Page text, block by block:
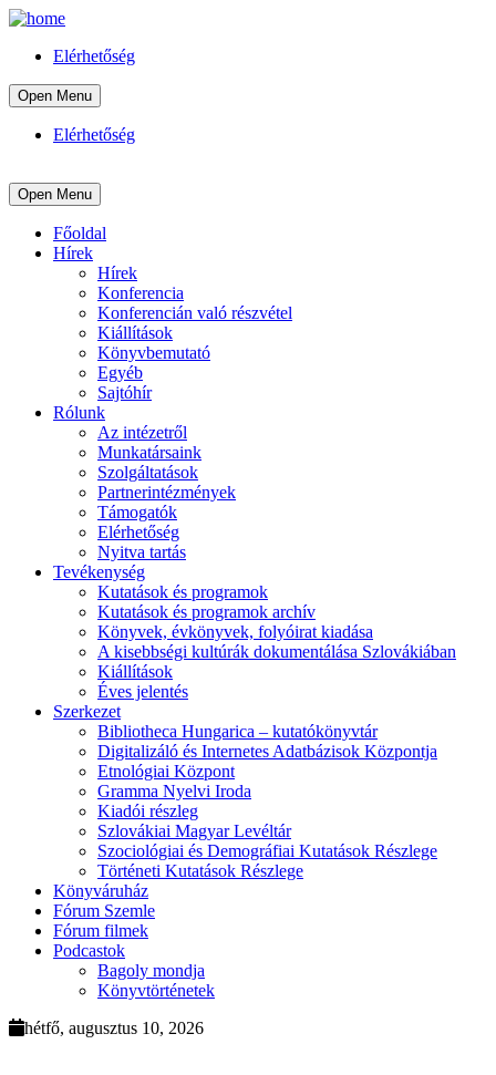
Elérhetőség
Open Menu
Elérhetőség
Open Menu
Főoldal
Hírek
Hírek
Konferencia
Konferencián való részvétel
Kiállítások
Könyvbemutató
Egyéb
Sajtóhír
Rólunk
Az intézetről
Munkatársaink
Szolgáltatások
Partnerintézmények
Támogatók
Elérhetőség
Nyitva tartás
Tevékenység
Kutatások és programok
Kutatások és programok archív
Könyvek, évkönyvek, folyóirat kiadása
A kisebbségi kultúrák dokumentálása Szlovákiában
Kiállítások
Éves jelentés
Szerkezet
Bibliotheca Hungarica – kutatókönyvtár
Digitalizáló és Internetes Adatbázisok Központja
Etnológiai Központ
Gramma Nyelvi Iroda
Kiadói részleg
Szlovákiai Magyar Levéltár
Szociológiai és Demográfiai Kutatások Részlege
Történeti Kutatások Részlege
Könyváruház
Fórum Szemle
Fórum filmek
Podcastok
Bagoly mondja
Könyvtörténetek
hétfő, augusztus 10, 2026